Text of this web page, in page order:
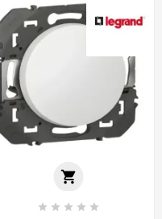

    